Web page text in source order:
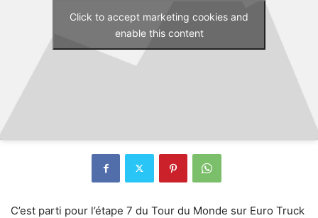
Click to accept marketing cookies and
enable this content
C’est parti pour l’étape 7 du Tour du Monde sur Euro Truck